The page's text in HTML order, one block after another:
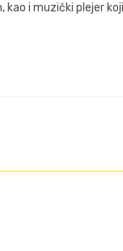
kao i muzički plejer koji